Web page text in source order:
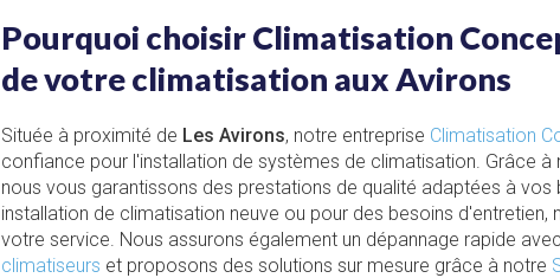
Pourquoi choisir Climatisation
de votre climatisation aux Avirons
Située à proximité de Les Avirons, notre entreprise Climatisation
confiance pour l'installation de systèmes de climatisation. Grâce
nous vous garantissons des prestations de qualité adaptées à
installation de climatisation neuve ou pour des besoins d'entretien,
votre service. Nous assurons également un dépannage rapide
climatiseurs et proposons des solutions sur mesure grâce à notre